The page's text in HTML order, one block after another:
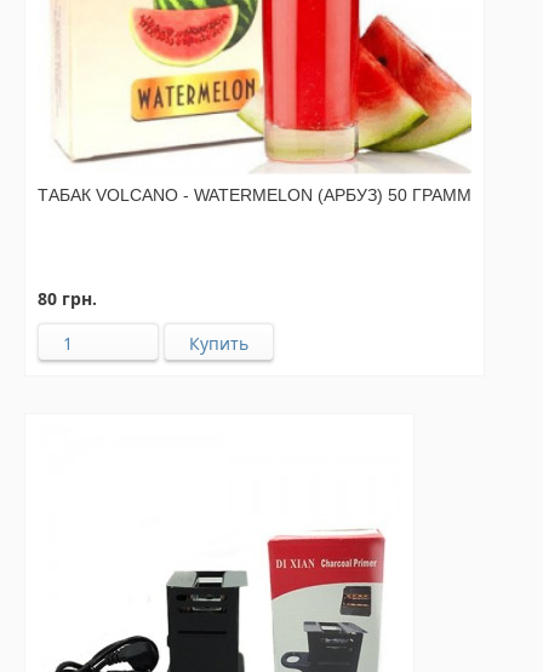
ТАБАК VOLCANO - WATERMELON (АРБУЗ) 50 ГРАММ
80 грн.